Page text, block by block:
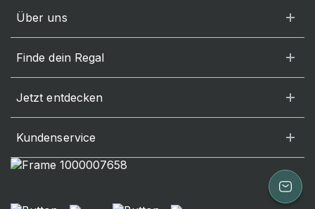
Über uns
Finde dein Regal
Jetzt entdecken
Kundenservice